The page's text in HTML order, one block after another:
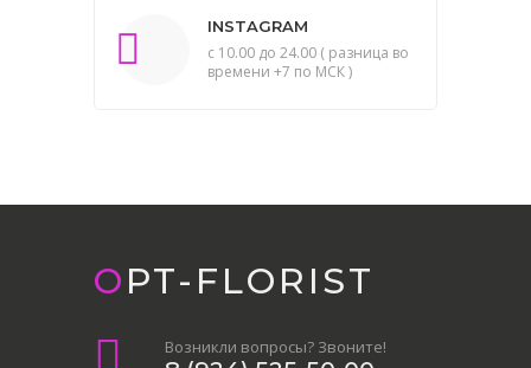
INSTAGRAM
с 10.00 до 24.00 ( разница во
времени +7 по МСК )
OPT-FLORIST
Возникли вопросы? Звоните!